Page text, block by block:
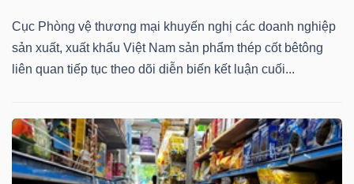
Cục Phòng vệ thương mại khuyến nghị các doanh nghiệp
sản xuất, xuất khẩu Việt Nam sản phẩm thép cốt bêtông
liên quan tiếp tục theo dõi diễn biến kết luận cuối...